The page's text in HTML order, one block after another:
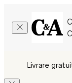
Livrare